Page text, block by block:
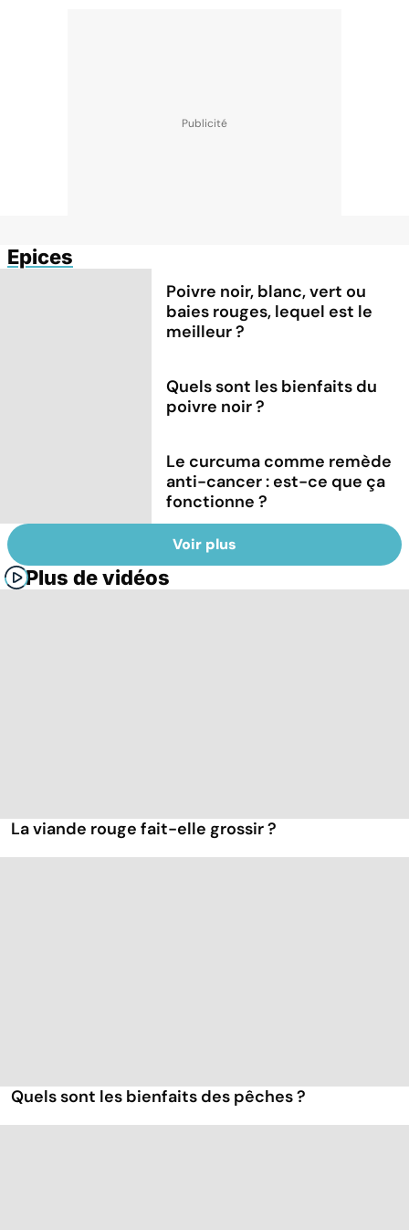
Epices
Poivre noir, blanc, vert ou
baies rouges, lequel est le
meilleur ?
Quels sont les bienfaits du
poivre noir ?
Le curcuma comme remède
anti-cancer : est-ce que ça
fonctionne ?
Voir plus
Plus de vidéos
La viande rouge fait-elle grossir ?
Quels sont les bienfaits des pêches ?